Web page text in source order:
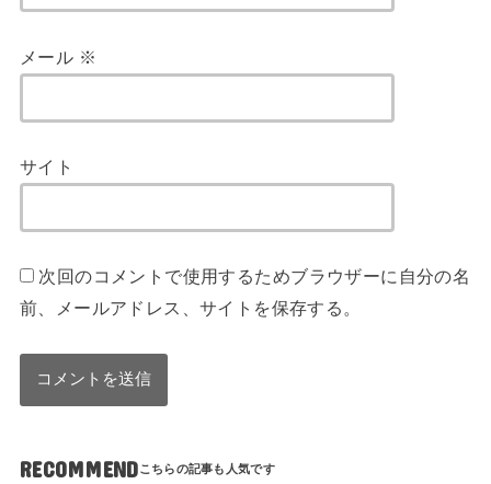
メール ※
サイト
次回のコメントで使用するためブラウザーに自分の名
前、メールアドレス、サイトを保存する。
RECOMMEND